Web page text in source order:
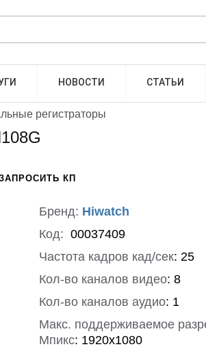
НОВОСТИ СТАТЬИ
регистраторы
КП
Бренд: Hiwatch
Код: 00037409
Частота кадров кад/сек: 25
Кол-во каналов видео: 8
Кол-во каналов аудио: 1
Макс. поддерживаемое
Мпикс: 1920x1080